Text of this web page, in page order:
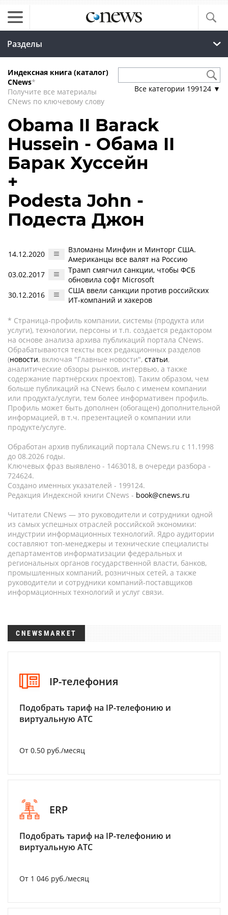
Разделы
Индексная книга (каталог)
CNews*
Получите все материалы
CNews по ключевому слову
Все категории 199124 ▼
Obama II Barack
Hussein - Обама II
Барак Хуссейн
+
Podesta John -
Подеста Джон
14.12.2020
Взломаны Минфин и Минторг США.
Американцы все валят на Россию
03.02.2017
Трамп смягчил санкции, чтобы ФСБ
обновила софт Microsoft
30.12.2016
США ввели санкции против российских
ИТ-компаний и хакеров
* Страница-профиль компании, системы (продукта или
услуги), технологии, персоны и т.п. создается редактором
на основе анализа архива публикаций портала CNews.
Обрабатываются тексты всех редакционных разделов
(новости, включая "Главные новости", статьи,
аналитические обзоры рынков, интервью, а также
содержание партнёрских проектов). Таким образом, чем
больше публикаций на CNews было с именем компании
или продукта/услуги, тем более информативен профиль.
Профиль может быть дополнен (обогащен) дополнительной
информацией, в т.ч. презентацией о компании или
продукте/услуге.
Обработан архив публикаций портала CNews.ru c 11.1998
до 08.2026 годы.
Ключевых фраз выявлено - 1463018, в очереди разбора -
724624.
Создано именных указателей - 199124.
Редакция Индексной книги CNews - book@cnews.ru
Читатели CNews — это руководители и сотрудники одной
из самых успешных отраслей российской экономики:
индустрии информационных технологий. Ядро аудитории
составляют топ-менеджеры и технические специалисты
департаментов информатизации федеральных и
региональных органов государственной власти, банков,
промышленных компаний, розничных сетей, а также
руководители и сотрудники компаний-поставщиков
информационных технологий и услуг связи.
CNEWSMARKET
IP-телефония
Подобрать тариф на IP-телефонию и
виртуальную АТС
От 0.50 руб./месяц
ERP
Подобрать тариф на IP-телефонию и
виртуальную АТС
От 1 046 руб./месяц